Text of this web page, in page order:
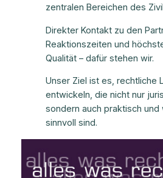
zentralen Bereichen des
Direkter Kontakt zu den
Reaktionszeiten und
Qualität – dafür stehen wir.
Unser Ziel ist es, rechtliche
entwickeln, die nicht nur
sondern auch praktisch und
sinnvoll sind.